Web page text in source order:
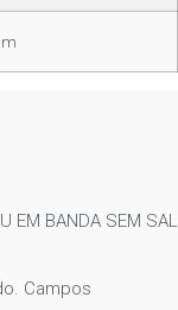
EM BANDA SEM SAL
Campos